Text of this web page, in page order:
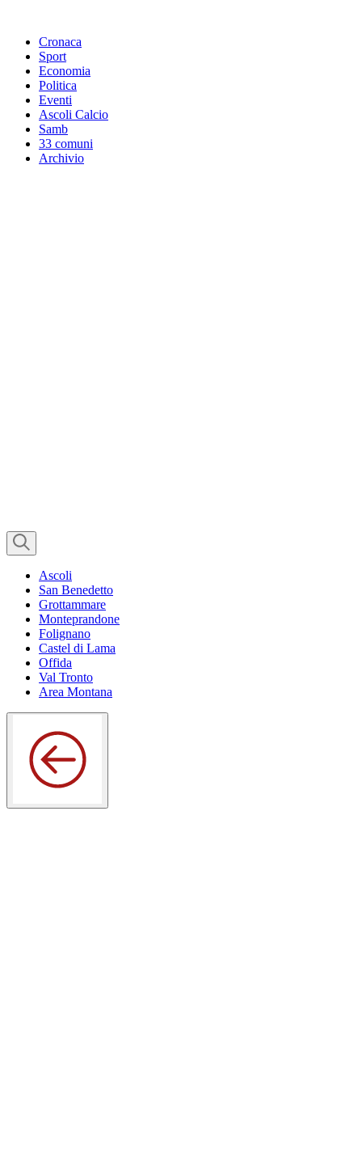
Cronaca
Sport
Economia
Politica
Eventi
Ascoli Calcio
Samb
33 comuni
Archivio
Ascoli
San Benedetto
Grottammare
Monteprandone
Folignano
Castel di Lama
Offida
Val Tronto
Area Montana